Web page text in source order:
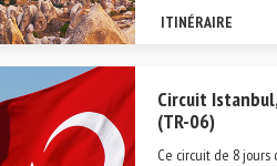
ITINÉRAIRE
Circuit
(TR-06)
Ce circuit de 8 jours